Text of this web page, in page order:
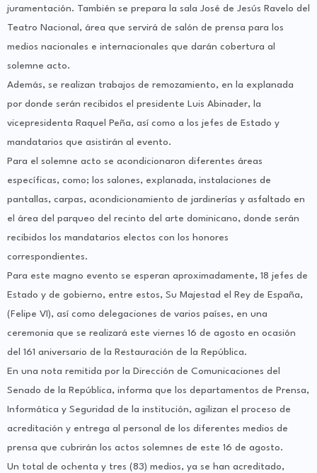
juramentación. También se prepara la sala José de Jesús Ravelo del
Teatro Nacional, área que servirá de salón de prensa para los
medios nacionales e internacionales que darán cobertura al
solemne acto.
Además, se realizan trabajos de remozamiento, en la explanada
por donde serán recibidos el presidente Luis Abinader, la
vicepresidenta Raquel Peña, así como a los jefes de Estado y
mandatarios que asistirán al evento.
Para el solemne acto se acondicionaron diferentes áreas
específicas, como; los salones, explanada, instalaciones de
pantallas, carpas, acondicionamiento de jardinerías y asfaltado en
el área del parqueo del recinto del arte dominicano, donde serán
recibidos los mandatarios electos con los honores
correspondientes.
Para este magno evento se esperan aproximadamente, 18 jefes de
Estado y de gobierno, entre estos, Su Majestad el Rey de España,
(Felipe VI), así como delegaciones de varios países, en una
ceremonia que se realizará este viernes 16 de agosto en ocasión
del 161 aniversario de la Restauración de la República.
En una nota remitida por la Dirección de Comunicaciones del
Senado de la República, informa que los departamentos de Prensa,
Informática y Seguridad de la institución, agilizan el proceso de
acreditación y entrega al personal de los diferentes medios de
prensa que cubrirán los actos solemnes de este 16 de agosto.
Un total de ochenta y tres (83) medios, ya se han acreditado,